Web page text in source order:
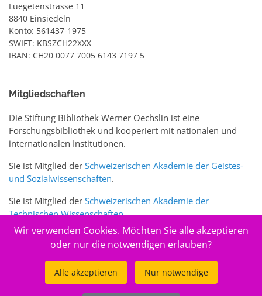
Luegetenstrasse 11
8840 Einsiedeln
Konto: 561437-1975
SWIFT: KBSZCH22XXX
IBAN: CH20 0077 7005 6143 7197 5
Mitgliedschaften
Die Stiftung Bibliothek Werner Oechslin ist eine
Forschungsbibliothek und kooperiert mit nationalen und
internationalen Institutionen.
Sie ist Mitglied der Schweizerischen Akademie der Geistes-
und Sozialwissenschaften.
Sie ist Mitglied der Schweizerischen Akademie der
Technischen Wissenschaften.
Sie ist zudem Mitglied des Schweizer Portalswww.sciences-
Wir verwenden Cookies. Möchten Sie alle akzeptieren
oder nur die notwendigen erlauben?
Alle akzeptieren Nur notwendige